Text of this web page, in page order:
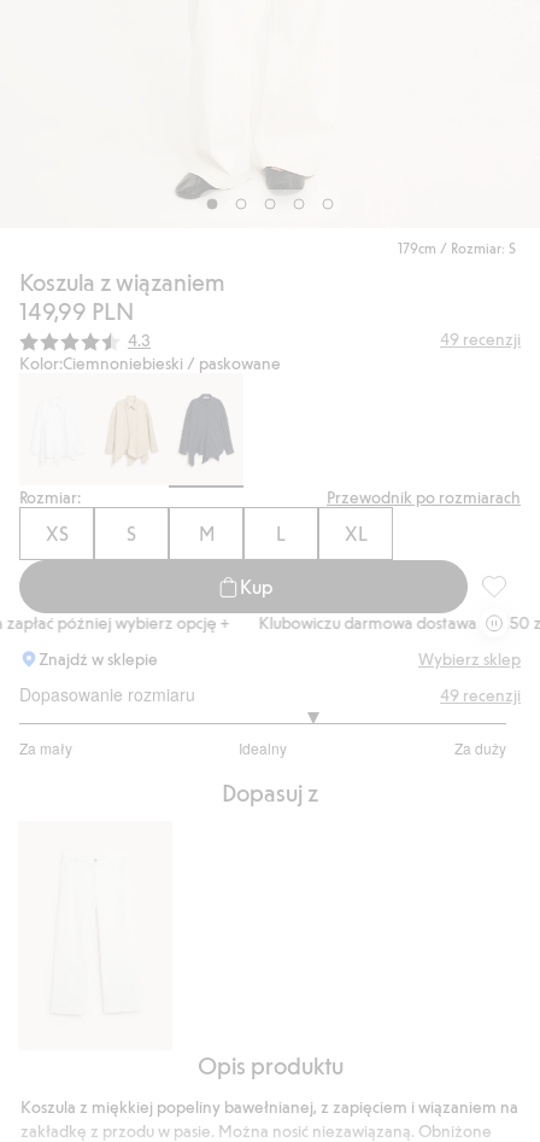
179cm / Rozmiar: S
Koszula z wiązaniem
149,99 PLN
Średnia ocena:
4.3 49 recenzji
Kolor:Ciemnoniebieski / paskowane
Rozmiar: Przewodnik po rozmiarach
XS S M L XL
Kup
później wybierz opcję +
Klubowiczu darmowa dostawa od 150 zł
Znajdź w sklepie
Wybierz sklep
Dopasowanie rozmiaru
Za mały Idealny Za duży
na
49 recenzji
Dopasuj z
Opis produktu
Koszula z miękkiej popeliny bawełnianej, z zapięciem i wiązaniem na
zakładkę z przodu w pasie. Można nosić niezawiązaną. Obniżone